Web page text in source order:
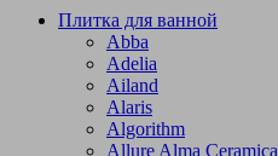
Плитка для ванной
Abba
Adelia
Ailand
Alaris
Algorithm
Allure Alma Ceramica